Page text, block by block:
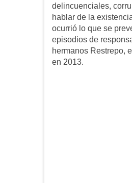
delincuenciales,
hablar de la
ocurrió lo que se
episodios de
hermanos Restrepo,
en 2013.